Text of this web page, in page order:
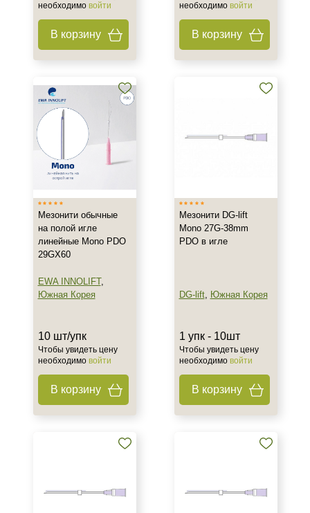
необходимо войти
В корзину
необходимо войти
В корзину
Мезонити обычные
на полой игле
линейные Mono PDO
29GX60
EWA INNOLIFT,
Южная Корея
10 шт/упк
Чтобы увидеть цену
необходимо войти
В корзину
Мезонити DG-lift
Mono 27G-38mm
PDO в игле
DG-lift, Южная Корея
1 упк - 10шт
Чтобы увидеть цену
необходимо войти
В корзину